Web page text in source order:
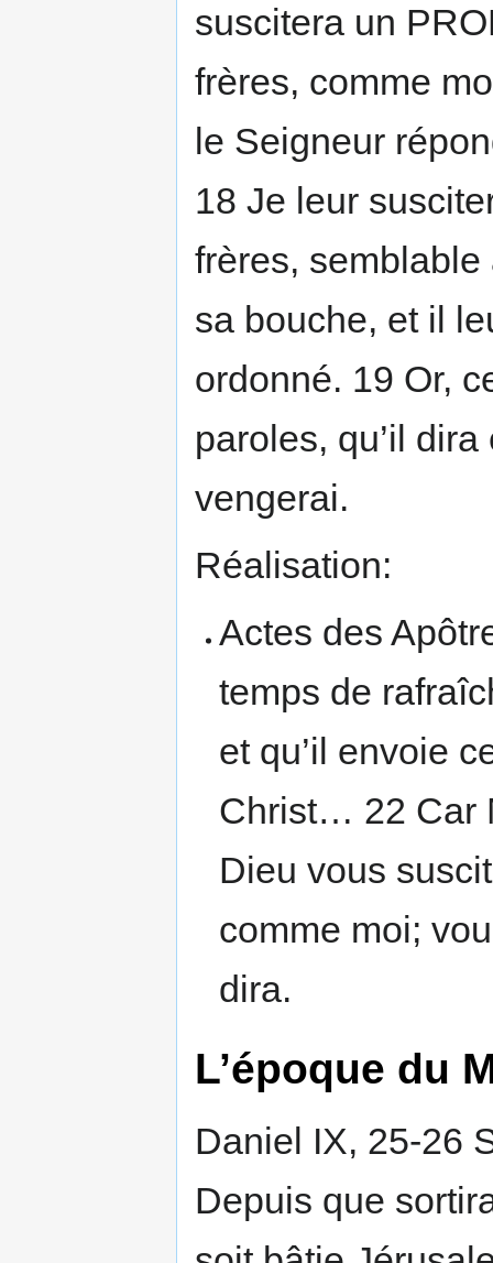
suscitera un
frères, comme
le Seigneur
18 Je leur
frères,
sa bouche, et il
ordonné. 19 Or,
paroles, qu’il dira
vengerai.
Réalisation:
Actes des
temps de
et qu’il envoie
Christ… 22 Car
Dieu vous
comme moi;
dira.
L’époque du
Daniel IX, 25-26
Depuis que